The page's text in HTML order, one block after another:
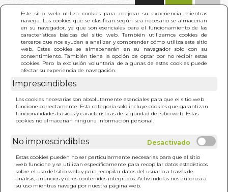
Este sitio web utiliza cookies para mejorar su experiencia mientras
navega. Las cookies que se clasifican según sea necesario se almacenan
en su navegador, ya que son esenciales para el funcionamiento de las
características básicas del sitio web. También utilizamos cookies de
terceros que nos ayudan a analizar y comprender cómo utiliza este sitio
web. Estas cookies se almacenarán en su navegador solo con su
consentimiento. También tiene la opción de optar por no recibir estas
cookies. Pero la exclusión voluntaria de algunas de estas cookies puede
afectar su experiencia de navegación.
Imprescindibles
Las cookies necesarias son absolutamente esenciales para que el sitio web
funcione correctamente. Esta categoría solo incluye cookies que garantizan
funcionalidades básicas y características de seguridad del sitio web. Estas
cookies no almacenan ninguna información personal.
No imprescindibles
Estas cookies pueden no ser particularmente necesarias para que el sitio
web funcione y se utilizan específicamente para recopilar datos estadísticos
sobre el uso del sitio web y para recopilar datos del usuario a través de
análisis, anuncios y otros contenidos integrados. Activándolas nos autoriza a
su uso mientras navega por nuestra página web.
INICIO >